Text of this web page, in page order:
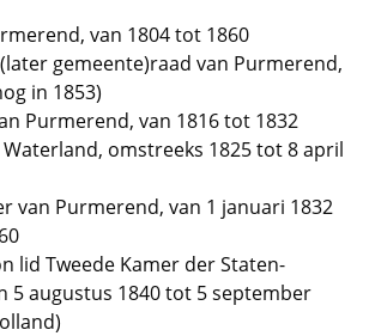
van 1804 tot 1860
gemeente)raad van Purmerend,
in 1853)
Purmerend, van 1816 tot 1832
omstreeks 1825 tot 8 april
van Purmerend, van 1 januari 1832
lid Tweede Kamer der Staten-
5 augustus 1840 tot 5 september